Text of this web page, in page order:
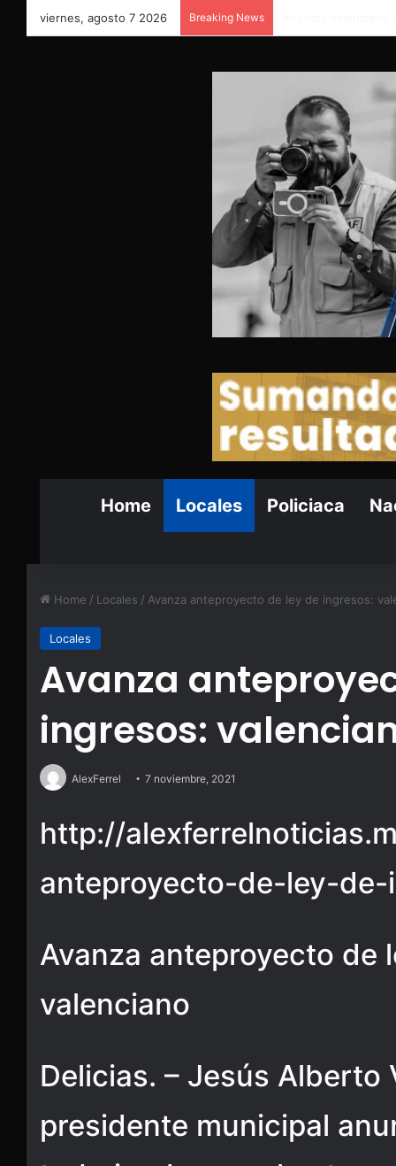
viernes, agosto 7 2026 Breaking News
Home Locales Policiaca
Home / Locales / Avanza anteproyecto de ley de ingresos:
Locales
Avanza
ingresos:
AlexFerrel 7 noviembre, 2021
http://
anteproyecto-de-ley-
Avanza anteproyecto de
valenciano
Delicias. – Jesús Alberto
presidente municipal